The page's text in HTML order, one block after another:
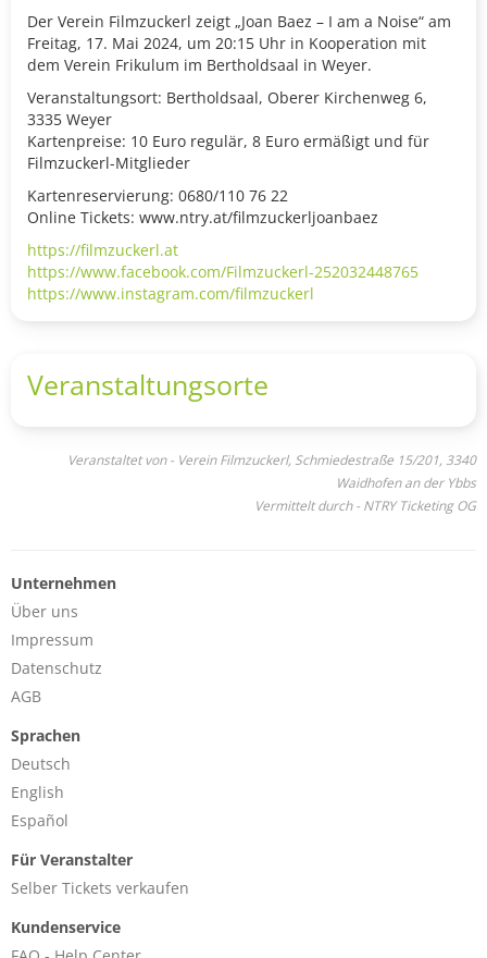
Der Verein Filmzuckerl zeigt „Joan Baez – I am a Noise“ am
Freitag, 17. Mai 2024, um 20:15 Uhr in Kooperation mit
dem Verein Frikulum im Bertholdsaal in Weyer.
Veranstaltungsort: Bertholdsaal, Oberer Kirchenweg 6,
3335 Weyer
Kartenpreise: 10 Euro regulär, 8 Euro ermäßigt und für
Filmzuckerl-Mitglieder
Kartenreservierung: 0680/110 76 22
Online Tickets: www.ntry.at/filmzuckerljoanbaez
https://filmzuckerl.at
https://www.facebook.com/Filmzuckerl-252032448765
https://www.instagram.com/filmzuckerl
Veranstaltungsorte
Veranstaltet von - Verein Filmzuckerl, Schmiedestraße 15/201, 3340
Waidhofen an der Ybbs
Vermittelt durch - NTRY Ticketing OG
Unternehmen
Über uns
Impressum
Datenschutz
AGB
Sprachen
Deutsch
English
Español
Für Veranstalter
Selber Tickets verkaufen
Kundenservice